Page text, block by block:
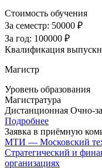
Стоимость обучения
За семестр: 50000 ₽
За год: 100000 ₽
Квалификация
Магистр
Уровень образования
Магистратура
Дистанционная Очно-
Подробнее
Заявка в приёмную
МТИ — Московский
Стратегический и
организациях